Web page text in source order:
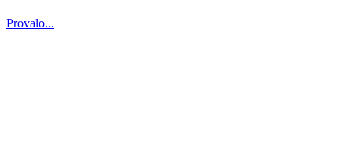
Provalo...